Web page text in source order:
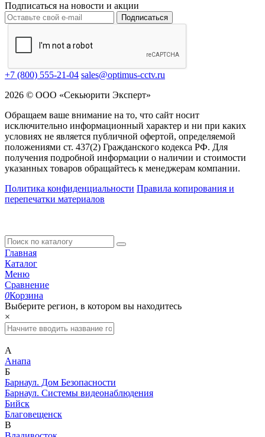
Подписаться на новости и акции
Подписаться
+7 (800) 555-21-04 sales@optimus-cctv.ru
2026 © ООО «Секьюрити Эксперт»
Обращаем ваше внимание на то, что сайт носит
исключительно информационный характер и ни при каких
условиях не является публичной офертой, определяемой
положениями ст. 437(2) Гражданского кодекса РФ. Для
получения подробной информации о наличии и стоимости
указанных товаров обращайтесь к менеджерам компании.
Политика конфиденциальности Правила копирования и
перепечатки материалов
Главная
Каталог
Меню
Сравнение
0Корзина
Выберите регион, в котором вы находитесь
×
А
Анапа
Б
Барнаул. Дом Безопасности
Барнаул. Системы видеонаблюдения
Бийск
Благовещенск
В